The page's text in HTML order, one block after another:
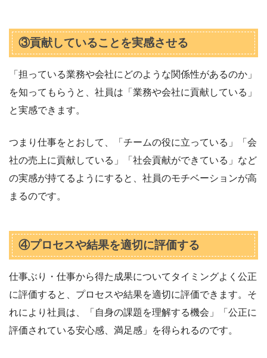
③貢献していることを実感させる
「担っている業務や会社にどのような関係性があるのか」
を知ってもらうと、社員は「業務や会社に貢献している」
と実感できます。
つまり仕事をとおして、「チームの役に立っている」「会
社の売上に貢献している」「社会貢献ができている」など
の実感が持てるようにすると、社員のモチベーションが高
まるのです。
④プロセスや結果を適切に評価する
仕事ぶり・仕事から得た成果についてタイミングよく公正
に評価すると、プロセスや結果を適切に評価できます。そ
れにより社員は、「自身の課題を理解する機会」「公正に
評価されている安心感、満足感」を得られるのです。